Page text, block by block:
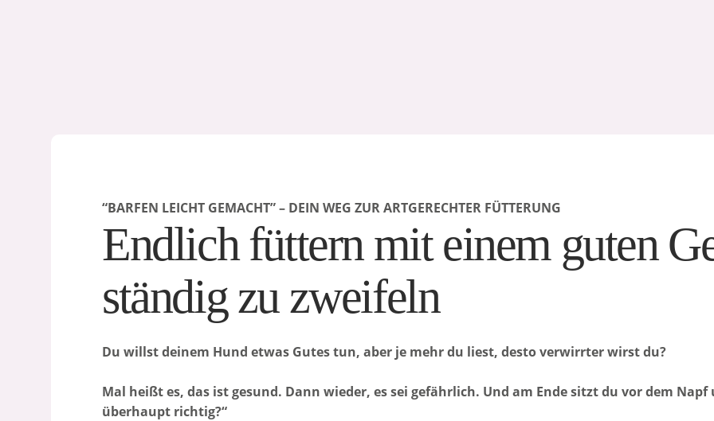
“BARFEN LEICHT GEMACHT” – DEIN WEG ZUR ARTGERECHTER FÜTTERUNG
Endlich füttern mit einem guten
ständig zu zweifeln
Du willst deinem Hund etwas Gutes tun, aber je mehr du liest, desto verwirrter wirst du?
Mal heißt es, das ist gesund. Dann wieder, es sei gefährlich. Und am Ende sitzt du vor dem
überhaupt richtig?“